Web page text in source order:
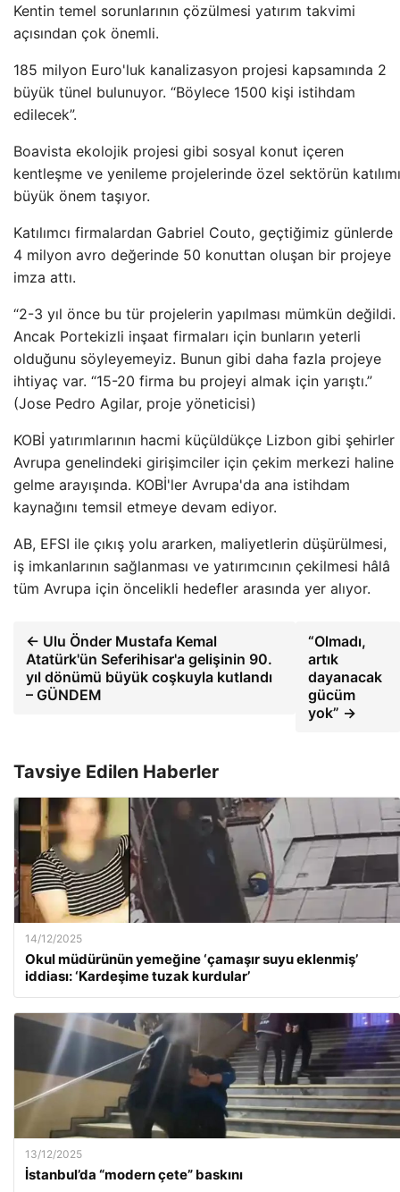
Kentin temel sorunlarının çözülmesi yatırım takvimi
açısından çok önemli.
185 milyon Euro'luk kanalizasyon projesi kapsamında 2
büyük tünel bulunuyor. “Böylece 1500 kişi istihdam
edilecek”.
Boavista ekolojik projesi gibi sosyal konut içeren
kentleşme ve yenileme projelerinde özel sektörün katılımı
büyük önem taşıyor.
Katılımcı firmalardan Gabriel Couto, geçtiğimiz günlerde
4 milyon avro değerinde 50 konuttan oluşan bir projeye
imza attı.
“2-3 yıl önce bu tür projelerin yapılması mümkün değildi.
Ancak Portekizli inşaat firmaları için bunların yeterli
olduğunu söyleyemeyiz. Bunun gibi daha fazla projeye
ihtiyaç var. “15-20 firma bu projeyi almak için yarıştı.”
(Jose Pedro Agilar, proje yöneticisi)
KOBİ yatırımlarının hacmi küçüldükçe Lizbon gibi şehirler
Avrupa genelindeki girişimciler için çekim merkezi haline
gelme arayışında. KOBİ'ler Avrupa'da ana istihdam
kaynağını temsil etmeye devam ediyor.
AB, EFSI ile çıkış yolu ararken, maliyetlerin düşürülmesi,
iş imkanlarının sağlanması ve yatırımcının çekilmesi hâlâ
tüm Avrupa için öncelikli hedefler arasında yer alıyor.
← Ulu Önder Mustafa Kemal
Atatürk'ün Seferihisar'a gelişinin 90.
yıl dönümü büyük coşkuyla kutlandı
– GÜNDEM
“Olmadı,
artık
dayanacak
gücüm
yok” →
Tavsiye Edilen Haberler
14/12/2025
Okul müdürünün yemeğine ‘çamaşır suyu eklenmiş’
iddiası: ‘Kardeşime tuzak kurdular’
13/12/2025
İstanbul’da “modern çete” baskını